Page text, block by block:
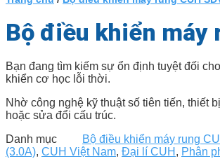
Bộ điều khiển máy
Bạn đang tìm kiếm sự ổn định tuyệt đối
khiển cơ học lỗi thời.
Nhờ công nghệ kỹ thuật số tiên tiến, thiết
hoặc sửa đổi cấu trúc.
Danh mục
Bộ điều khiển máy rung
(3.0A), CUH Việt Nam, Đại lí CUH , Phân